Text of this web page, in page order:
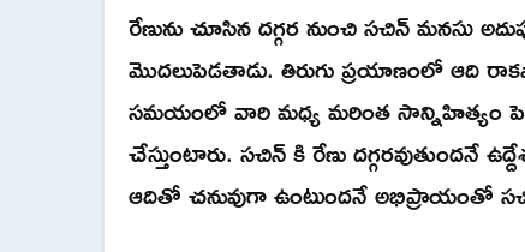
రేణును చూసిన దగ్గర నుంచి సచిన్ మనసు
మొదలుపెడతాడు. తిరుగు ప్రయాణంలో ఆది
సమయంలో వారి మధ్య మరింత సాన్నిహిత్యం
చేస్తుంటారు. సచిన్ కి రేణు
ఆదితో చనువుగా ఉంటుందనే అభిప్రాయంతో